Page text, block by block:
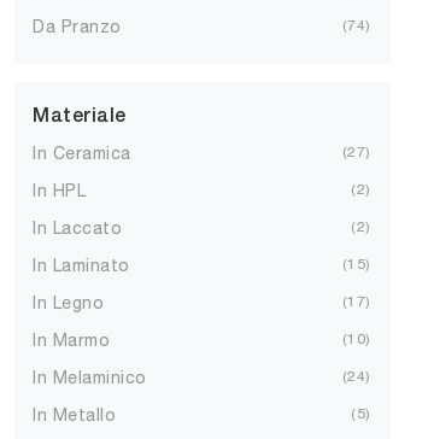
Da Pranzo 74
Materiale
In Ceramica 27
In HPL 2
In Laccato 2
In Laminato 15
In Legno 17
In Marmo 10
In Melaminico 24
In Metallo 5